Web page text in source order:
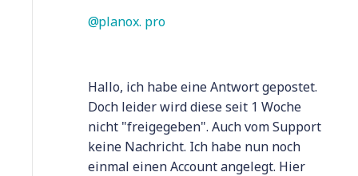
planox. pro
Hallo, ich habe eine Antwort gepostet.
Doch leider wird diese seit 1 Woche
nicht "freigegeben". Auch vom Support
keine Nachricht. Ich habe nun noch
einmal einen Account angelegt. Hier